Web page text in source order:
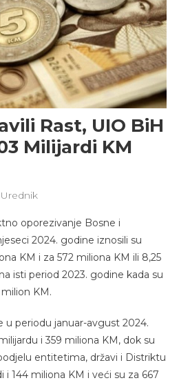
Rast, UIO BiH
Milijardi KM
Urednik
oporezivanje Bosne i
2024. godine iznosili su
KM i za 572 miliona KM ili 8,25
isti period 2023. godine kada su
KM.
u periodu januar-avgust 2024.
i 359 miliona KM, dok su
entitetima, državi i Distriktu
i 144 miliona KM i veći su za 667